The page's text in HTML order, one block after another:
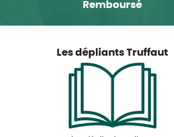
Remboursé
Les dépliants Truffaut